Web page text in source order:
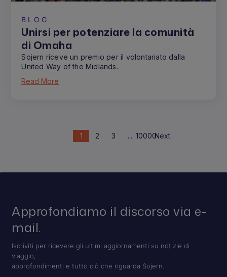
BLOG
Unirsi per potenziare la comunità
di Omaha
Sojern riceve un premio per il volontariato dalla
United Way of the Midlands.
Read More
1 2 3 ... 10000Next
Approfondiamo il discorso via e-
mail.
Iscriviti per ricevere gli ultimi aggiornamenti su notizie di
viaggio,
approfondimenti e tutto ciò che riguarda Sojern.